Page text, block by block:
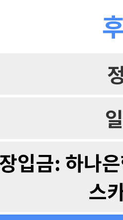
입금: 하나
스